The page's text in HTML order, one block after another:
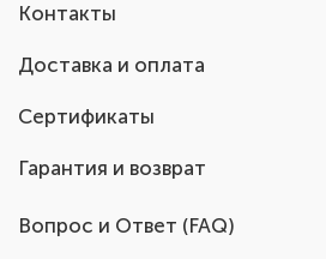
Контакты
Доставка и оплата
Сертификаты
Гарантия и возврат
Вопрос и Ответ (FAQ)